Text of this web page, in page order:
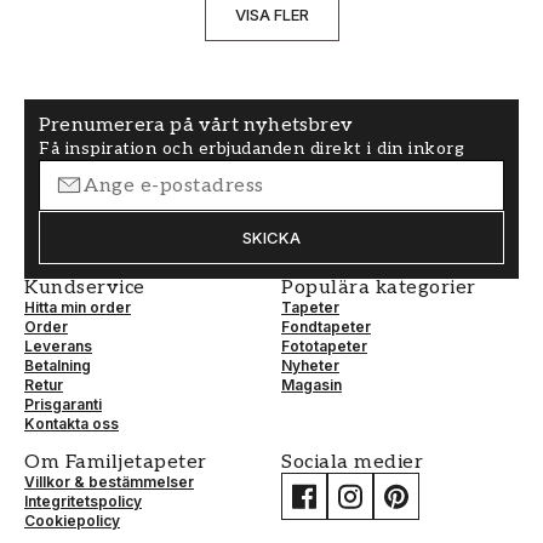
VISA FLER
Prenumerera på vårt nyhetsbrev
Få inspiration och erbjudanden direkt i din inkorg
SKICKA
Kundservice
Hitta min order
Order
Leverans
Betalning
Retur
Prisgaranti
Kontakta oss
Populära kategorier
Tapeter
Fondtapeter
Fototapeter
Nyheter
Magasin
Om Familjetapeter
Villkor & bestämmelser
Integritetspolicy
Cookiepolicy
Sociala medier